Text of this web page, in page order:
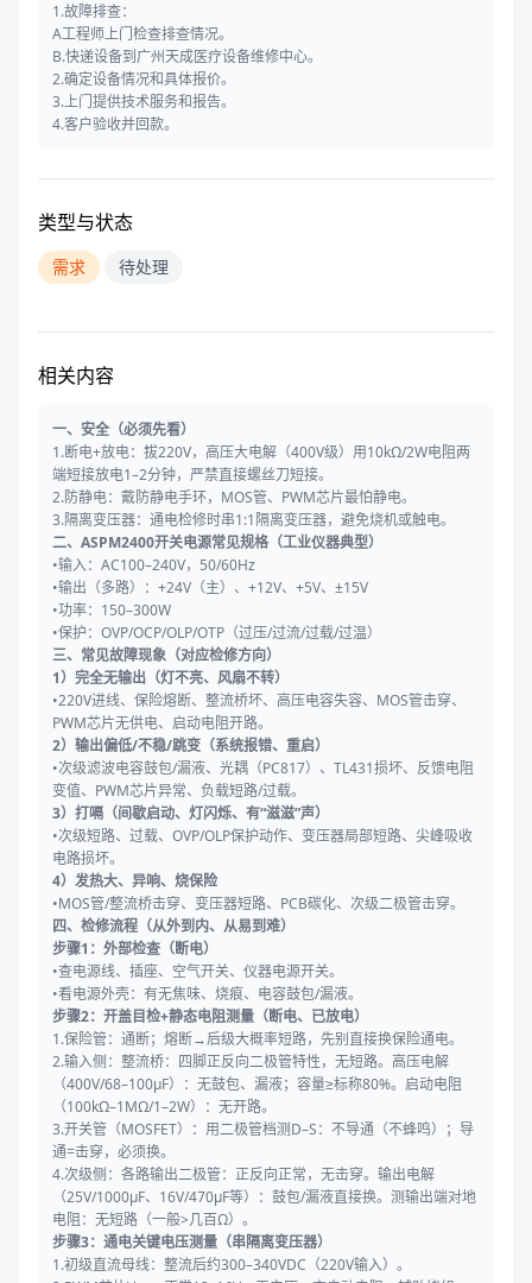
1.故障排查：
A工程师上门检查排查情况。
B.快递设备到广州天成医疗设备维修中心。
2.确定设备情况和具体报价。
3.上门提供技术服务和报告。
4.客户验收并回款。
类型与状态
需求 待处理
相关内容
一、安全（必须先看）
1.断电+放电：拔220V，高压大电解（400V级）用10kΩ/2W电阻两
端短接放电1–2分钟，严禁直接螺丝刀短接。
2.防静电：戴防静电手环，MOS管、PWM芯片最怕静电。
3.隔离变压器：通电检修时串1:1隔离变压器，避免烧机或触电。
二、ASPM2400开关电源常见规格（工业仪器典型）
•输入：AC100–240V，50/60Hz
•输出（多路）：+24V（主）、+12V、+5V、±15V
•功率：150–300W
•保护：OVP/OCP/OLP/OTP（过压/过流/过载/过温）
三、常见故障现象（对应检修方向）
1）完全无输出（灯不亮、风扇不转）
•220V进线、保险熔断、整流桥坏、高压电容失容、MOS管击穿、
PWM芯片无供电、启动电阻开路。
2）输出偏低/不稳/跳变（系统报错、重启）
•次级滤波电容鼓包/漏液、光耦（PC817）、TL431损坏、反馈电阻
变值、PWM芯片异常、负载短路/过载。
3）打嗝（间歇启动、灯闪烁、有“滋滋”声）
•次级短路、过载、OVP/OLP保护动作、变压器局部短路、尖峰吸收
电路损坏。
4）发热大、异响、烧保险
•MOS管/整流桥击穿、变压器短路、PCB碳化、次级二极管击穿。
四、检修流程（从外到内、从易到难）
步骤1：外部检查（断电）
•查电源线、插座、空气开关、仪器电源开关。
•看电源外壳：有无焦味、烧痕、电容鼓包/漏液。
步骤2：开盖目检+静态电阻测量（断电、已放电）
1.保险管：通断；熔断→后级大概率短路，先别直接换保险通电。
2.输入侧：整流桥：四脚正反向二极管特性，无短路。高压电解
（400V/68–100μF）：无鼓包、漏液；容量≥标称80%。启动电阻
（100kΩ–1MΩ/1–2W）：无开路。
3.开关管（MOSFET）：用二极管档测D–S：不导通（不蜂鸣）；导
通=击穿，必须换。
4.次级侧：各路输出二极管：正反向正常，无击穿。输出电解
（25V/1000μF、16V/470μF等）：鼓包/漏液直接换。测输出端对地
电阻：无短路（一般>几百Ω）。
步骤3：通电关键电压测量（串隔离变压器）
1.初级直流母线：整流后约300–340VDC（220V输入）。